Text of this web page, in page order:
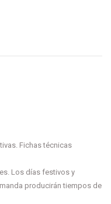
Fichas técnicas
Los días festivos y
producirán tiempos de